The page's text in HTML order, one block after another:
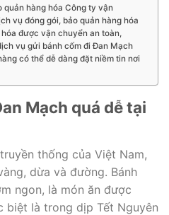
quản hàng hóa Công ty vận
vụ đóng gói, bảo quản hàng hóa
được vận chuyển an toàn,
vụ gửi bánh cốm đi Đan Mạch
có thể dễ dàng đặt niềm tin nơi
Mạch quá dễ tại
thống của Việt Nam,
dừa và đường. Bánh
ngon, là món ăn được
biệt là trong dịp Tết Nguyên